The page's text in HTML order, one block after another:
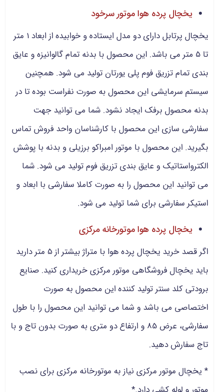
یخچال پرده هوا موتور سرخود
یخچال پرتابل دارای دو مدل ایستاده و خوابیده از ابعاد 1 متر
تا 5 متر می باشد. این محصول با بدنه تمام گالوانیزه و عایق
بندی تمام تزریق فوم پلی یورتان تولید می شود. همچنین
سیستم سرمایشی این محصول به صورت نفراست بوده تا در
بدنه محصول برفک ایجاد نشود. شما می توانید جهت
سفارشی سازی این محصول با کارشناسان واحد فروش تماس
بگیرید. این محصول با موتور امبراکو برزیلی و بدنه با پوشش
الکترواستاتیک و عایق بندی تزریق فوم تولید می شود. شما
می توانید این محصول را به صورت کاملا سفارشی با ابعاد و
استیکر سفارشی برای شما تولید می شود.
یخچال پرده هوا موتورخانه مرکزی
اگر قصد خرید یخچال پرده هوا با متراژ بیشتر از 5 متر دارید
باید یخچال فروشگاهی موتور مرکزی خریداری کنید. صنایع
برودتی کلد سنتر تولید کننده این محصول به صورت
اختصاصی می باشد و شما می توانید این محصول را با طول
سفارشی، عرض 85 و ارتفاع دو متری به صورت بدون تاج و با
تاج سفارش دهید.
* یخچال موتور مرکزی نیاز به موتورخانه مرکزی برای نصب